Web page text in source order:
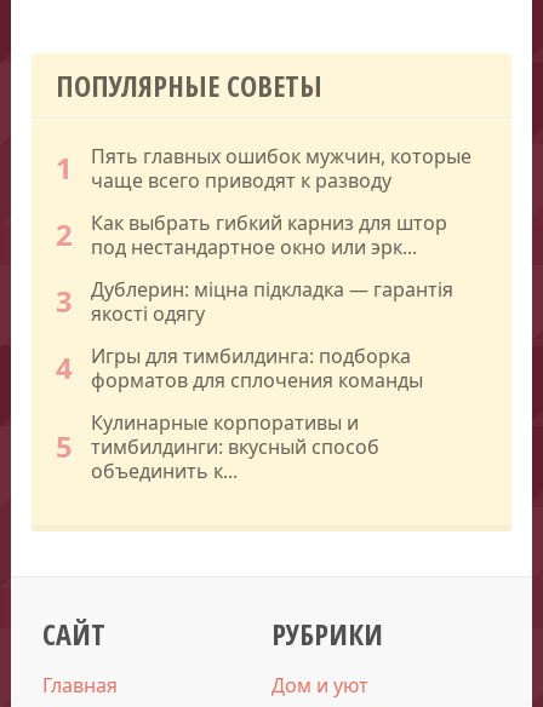
ПОПУЛЯРНЫЕ СОВЕТЫ
1
Пять главных ошибок мужчин, которые
чаще всего приводят к разводу
2
Как выбрать гибкий карниз для штор
под нестандартное окно или эрк...
3
Дублерин: міцна підкладка — гарантія
якості одягу
4
Игры для тимбилдинга: подборка
форматов для сплочения команды
5
Кулинарные корпоративы и
тимбилдинги: вкусный способ
объединить к...
САЙТ
Главная
РУБРИКИ
Дом и уют